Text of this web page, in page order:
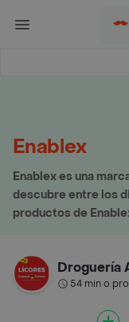
Enablex
Enablex es una
descubre entre los
productos de
Droguería
54 min o